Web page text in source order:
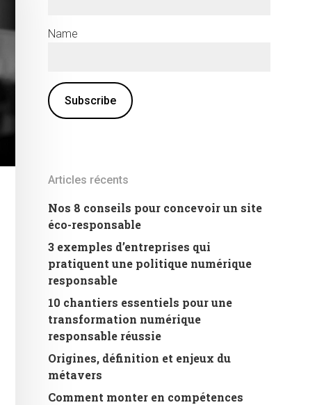
Name
Articles récents
Nos 8 conseils pour concevoir un site
éco-responsable
3 exemples d’entreprises qui
pratiquent une politique numérique
responsable
10 chantiers essentiels pour une
transformation numérique
responsable réussie
Origines, définition et enjeux du
métavers
Comment monter en compétences